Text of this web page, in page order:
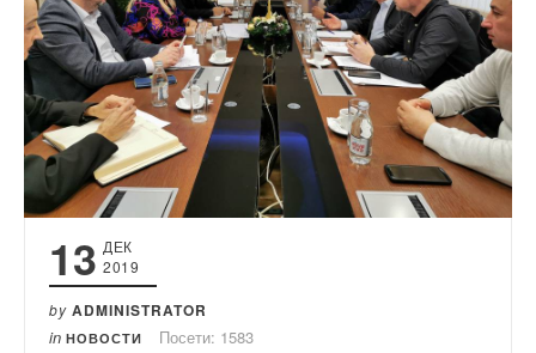
13 ДЕК
2019
by ADMINISTRATOR
in НОВОСТИ Посети: 1583